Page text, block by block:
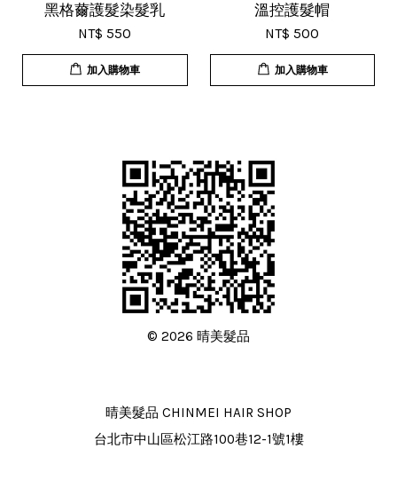
黑格薾護髮染髮乳
NT$ 550
加入購物車
溫控護髮帽
NT$ 500
加入購物車
© 2026 晴美髮品
晴美髮品 CHINMEI HAIR SHOP
台北市中山區松江路100巷12-1號1樓